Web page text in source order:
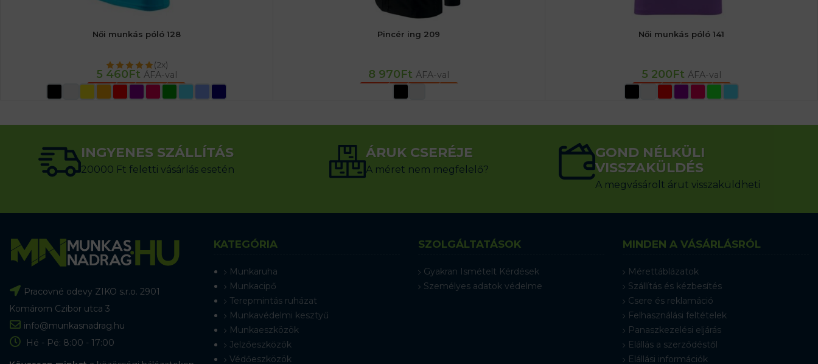
Női munkás póló 128
(2x)
5 460Ft ÁFA-val
OPCIÓK VÁLASZTÁSA
Pincér ing 209
8 970Ft ÁFA-val
OPCIÓK VÁLASZTÁSA
Női munkás póló 141
5 200Ft ÁFA-val
OPCIÓK VÁLASZTÁSA
INGYENES SZÁLLÍTÁS
20000 Ft feletti vásárlás esetén
ÁRUK CSERÉJE
A méret nem megfelelő?
GOND NÉLKÜLI
VISSZAKÜLDÉS
A megvásárolt árut visszaküldheti
Pracovné odevy ZIKO s.r.o. 2901
Komárom Czibor utca 3
info@munkasnadrag.hu
Hé - Pé: 8:00 - 17:00
KATEGÓRIA
Munkaruha
Munkacipő
Terepmintás ruházat
Munkavédelmi kesztyű
Munkaeszközök
Jelzőeszközök
Védőeszközök
SZOLGÁLTATÁSOK
Gyakran Ismételt Kérdések
Személyes adatok védelme
MINDEN A VÁSÁRLÁSRÓL
Mérettáblázatok
Szállítás és kézbesítés
Csere és reklamáció
Felhasználási feltételek
Panaszkezelési eljárás
Elállás a szerződéstől
Elállási információk